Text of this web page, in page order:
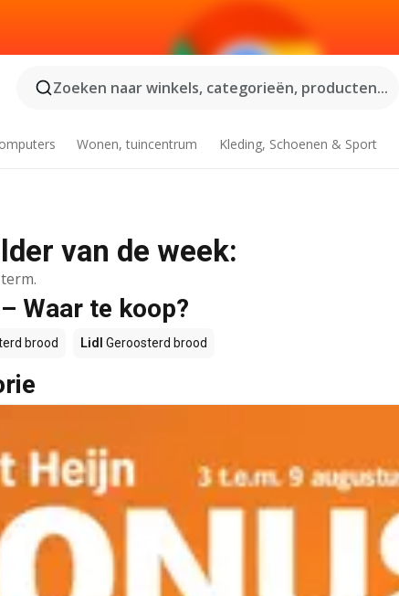
Zoeken naar winkels, categorieën, producten...
Wonen, tuincentrum Kleding, Schoenen & Sport
van de week:
Waar te koop?
brood Lidl Geroosterd brood